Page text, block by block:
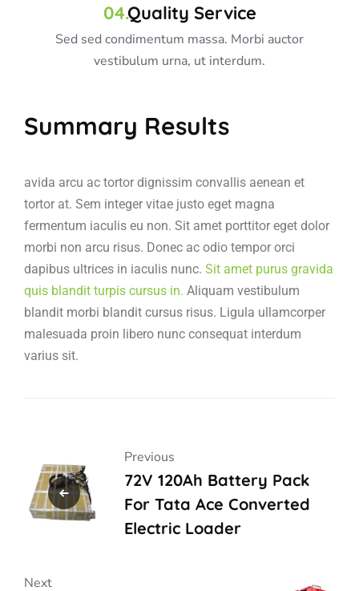
Quality Service
Sed sed condimentum massa. Morbi auctor
vestibulum urna, ut interdum.
Summary Results
avida arcu ac tortor dignissim convallis aenean et
tortor at. Sem integer vitae justo eget magna
fermentum iaculis eu non. Sit amet porttitor eget dolor
morbi non arcu risus. Donec ac odio tempor orci
dapibus ultrices in iaculis nunc. Sit amet purus gravida
quis blandit turpis cursus in. Aliquam vestibulum
blandit morbi blandit cursus risus. Ligula ullamcorper
malesuada proin libero nunc consequat interdum
varius sit.
Previous
72V 120Ah Battery Pack
For Tata Ace Converted
Electric Loader
Next